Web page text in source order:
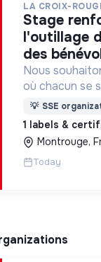
LA CROIX-
stage renforcer à l’animation et
l'outillage
des
Nous
où chacun se
Pour cela,
des lieux
adaptés à
💡 SSE
1 labels &
Montrouge,
Today